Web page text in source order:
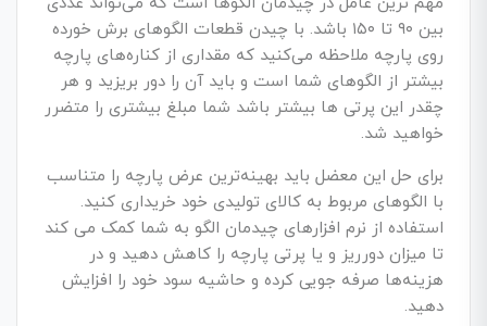
بین ۹۰ تا ۱۵۰ باشد. با چیدن قطعات الگوهای برش خورده
روی پارچه ملاحظه می‌کنید که مقداری از کناره‌های پارچه
بیشتر از الگوهای شما است و باید آن را دور بریزید و هر
چقدر این پرتی ها بیشتر باشد شما مبلغ بیشتری را متضرر
خواهید شد.
برای حل این معضل باید بهینه‌ترین عرض پارچه را متناسب
با الگوهای مربوط به کالای تولیدی خود خریداری کنید.
استفاده از نرم افزارهای چیدمان الگو به شما کمک می کند
تا میزان دورریز و یا پرتی پارچه را کاهش دهید و در
هزینه‌ها صرفه جویی کرده و حاشیه سود خود را افزایش
دهید.